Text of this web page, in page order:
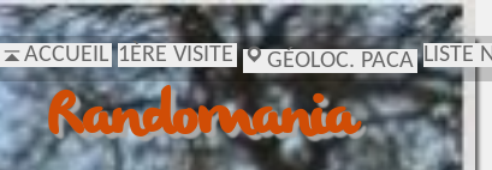
ACCUEIL 1ÈRE VISITE GÉOLOC. PACA LISTE
Randomania